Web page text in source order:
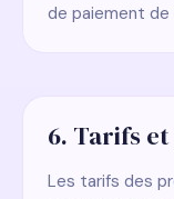
de paiement
6. Tarifs
Les tarifs des